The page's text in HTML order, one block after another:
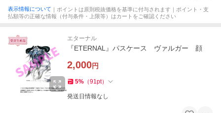
表示情報について ｜ポイントは原則税抜価格を基準に付与されます｜ポイント・支
払額等の正確な情報（付与条件・上限等）はカートをご確認ください
エターナル
『ETERNAL』パスケース ヴァルガー 顔
2,000円
5% （91pt）
発送日情報なし